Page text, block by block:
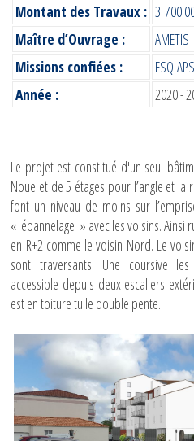
Montant des Travaux : 3 700
Maître d’Ouvrage :
AMETIS
Missions confiées :
ESQ-
Année :
2020 -
Le projet est constitué d'un seul
Noue et de 5 étages pour l’angle et la
font un niveau de moins sur
« épannelage » avec les voisins.
en R+2 comme le voisin Nord. Le
sont traversants. Une coursive
accessible depuis deux escaliers
est en toiture tuile double pente.